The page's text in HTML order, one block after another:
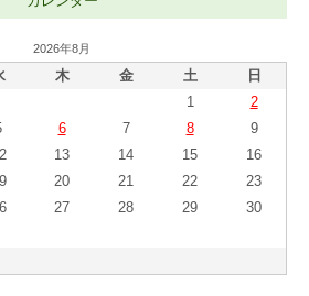
2026年8月
木 金 土 日
1
2
6 7 8
9
13 14 15
16
20 21 22
23
27 28 29
30